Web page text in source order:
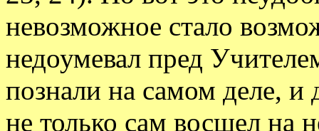
невозможное стало
недоумевал пред
познали на самом деле, и
не только сам восшел на